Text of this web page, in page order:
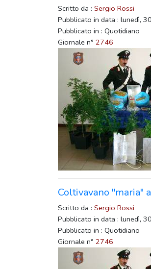
Scritto da : Sergio Rossi
Pubblicato in data : lunedì,
Pubblicato in : Quotidiano
Giornale n° 2746
Coltivavano "maria"
Scritto da : Sergio Rossi
Pubblicato in data : lunedì,
Pubblicato in : Quotidiano
Giornale n° 2746